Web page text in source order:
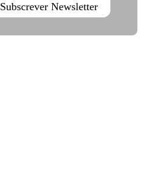
Subscrever Newsletter